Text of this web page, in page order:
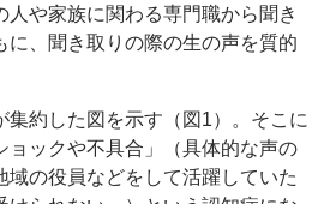
や家族に関わる専門職から聞き
に、聞き取りの際の生の声を質的
約した図を示す（図1）。そこに
ョックや不具合」（具体的な声の
域の役員などをして活躍していた